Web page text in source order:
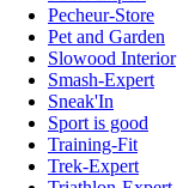
Pecheur-Store
Pet and Garden
Slowood Interior
Smash-Expert
Sneak'In
Sport is good
Training-Fit
Trek-Expert